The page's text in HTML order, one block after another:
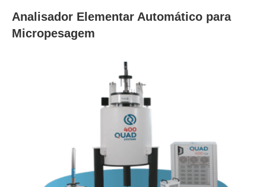
Analisador Elementar Automático para
Micropesagem